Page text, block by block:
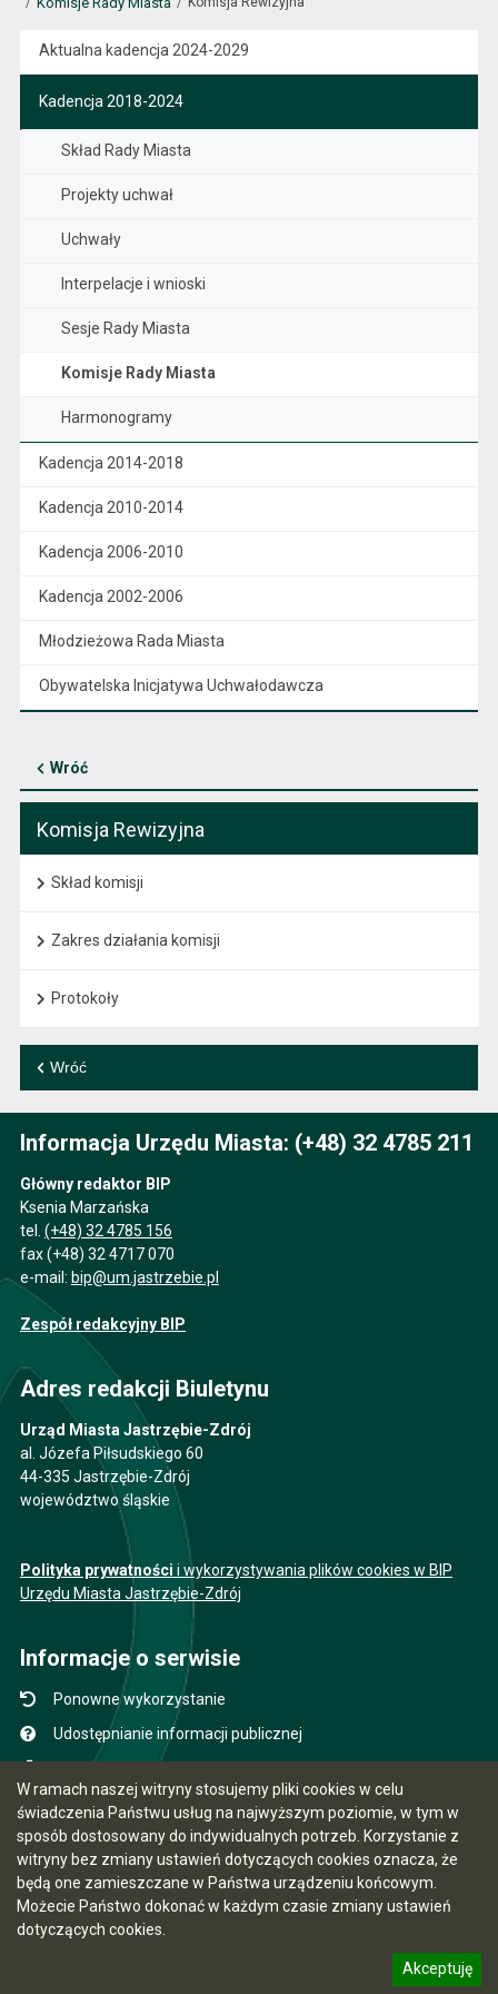
W ramach naszej witryny stosujemy pliki cookies w celu
świadczenia Państwu usług na najwyższym poziomie, w tym w
sposób dostosowany do indywidualnych potrzeb. Korzystanie z
witryny bez zmiany ustawień dotyczących cookies oznacza, że
będą one zamieszczane w Państwa urządzeniu końcowym.
Możecie Państwo dokonać w każdym czasie zmiany ustawień
dotyczących cookies.
Akceptuję
Aktualna kadencja 2024-2029
Kadencja 2018-2024
Skład Rady Miasta
Projekty uchwał
Uchwały
Interpelacje i wnioski
Sesje Rady Miasta
Komisje Rady Miasta
Harmonogramy
Kadencja 2014-2018
Kadencja 2010-2014
Kadencja 2006-2010
Kadencja 2002-2006
Młodzieżowa Rada Miasta
Obywatelska Inicjatywa Uchwałodawcza
Wróć
Komisja Rewizyjna
Skład komisji
Zakres działania komisji
Protokoły
Wróć
Informacja Urzędu Miasta: (+48) 32 4785 211
Główny redaktor BIP
Ksenia Marzańska
tel. (+48) 32 4785 156
fax (+48) 32 4717 070
e-mail: bip@um.jastrzebie.pl
Zespół redakcyjny BIP
Adres redakcji Biuletynu
Urząd Miasta Jastrzębie-Zdrój
al. Józefa Piłsudskiego 60
44-335 Jastrzębie-Zdrój
województwo śląskie
Polityka prywatności i wykorzystywania plików cookies w BIP
Urzędu Miasta Jastrzębie-Zdrój
Informacje o serwisie
Ponowne wykorzystanie
Udostępnianie informacji publicznej
Instrukcja obsługi
Statystyki oglądalności
Ostatnio dodane
Ostatnia aktualizacja BIP: 07.08.2026 12:31
CMS i hosting: Logonet Sp. z o.o. w Bydgoszczy